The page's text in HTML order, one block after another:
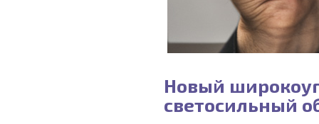
Новый
светосильный